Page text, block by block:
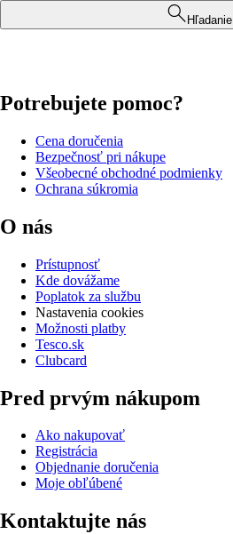
Hľadanie
Potrebujete pomoc?
Cena doručenia
Bezpečnosť pri nákupe
Všeobecné obchodné podmienky
Ochrana súkromia
O nás
Prístupnosť
Kde dovážame
Poplatok za službu
Nastavenia cookies
Možnosti platby
Tesco.sk
Clubcard
Pred prvým nákupom
Ako nakupovať
Registrácia
Objednanie doručenia
Moje obľúbené
Kontaktujte nás